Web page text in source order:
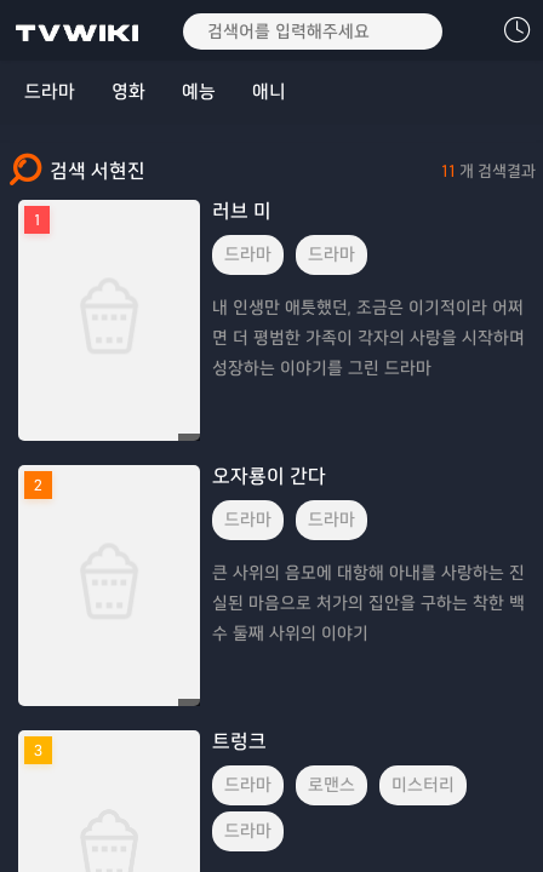
드라마 영화 예능 애니
검색 서현진 11 개 검색결과
1 러브 미
드라마 드라마
내 인생만 애틋했던, 조금은 이기적이라 어쩌
면 더 평범한 가족이 각자의 사랑을 시작하며
성장하는 이야기를 그린 드라마
2 오자룡이 간다
드라마 드라마
큰 사위의 음모에 대항해 아내를 사랑하는 진
실된 마음으로 처가의 집안을 구하는 착한 백
수 둘째 사위의 이야기
3 트렁크
드라마 로맨스 미스터리
드라마